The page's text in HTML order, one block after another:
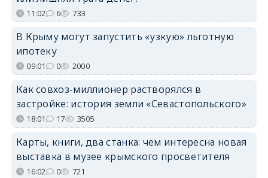
11:02 6 733
В Крыму могут запустить «узкую» льготную
ипотеку
09:01 0 2000
Как совхоз-миллионер растворялся в
застройке: история земли «Севастопольского»
18:01 17 3505
Карты, книги, два станка: чем интересна новая
выставка в музее крымского просветителя
16:02 0 721